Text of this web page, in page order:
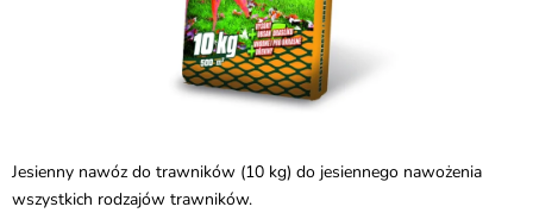
Jesienny nawóz do trawników (10 kg) do jesiennego nawożenia
wszystkich rodzajów trawników.